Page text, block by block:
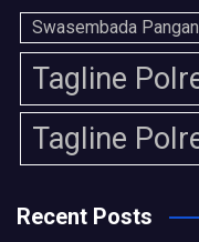
Swasembada Pangan
Tagline
Tagline
Recent Posts